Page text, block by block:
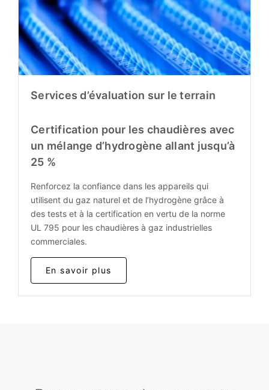
Services d’évaluation sur le terrain
Certification pour les chaudières avec
un mélange d’hydrogène allant jusqu’à
25 %
Renforcez la confiance dans les appareils qui
utilisent du gaz naturel et de l’hydrogène grâce à
des tests et à la certification en vertu de la norme
UL 795 pour les chaudières à gaz industrielles
commerciales.
En savoir plus